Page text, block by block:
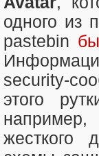
одного из
pastebin
security-
этого
например,
жесткого